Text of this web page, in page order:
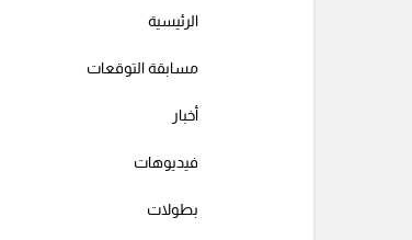
الرئيسية
مسابقة التوقعات
أخبار
فيديوهات
بطولات